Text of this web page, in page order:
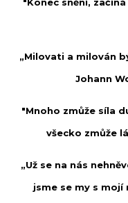
„Milovati a milován
Johann
"Mnoho zmůže síla
všecko zmůže
„Už se na nás
jsme se my s mojí